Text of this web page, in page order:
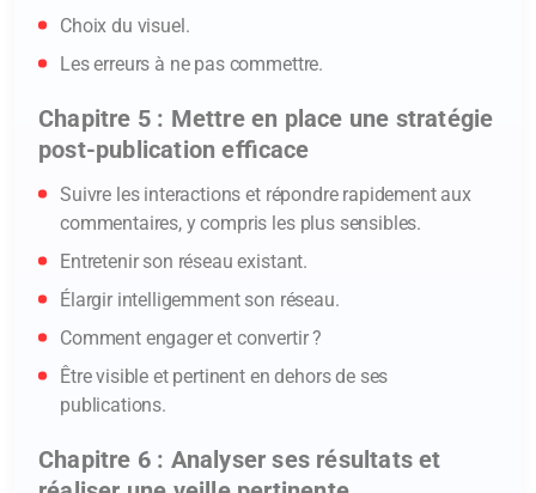
Choix du visuel.
Les erreurs à ne pas commettre.
Chapitre 5 : Mettre en place une stratégie
post-publication efficace
Suivre les interactions et répondre rapidement aux
commentaires, y compris les plus sensibles.
Entretenir son réseau existant.
Élargir intelligemment son réseau.
Comment engager et convertir ?
Être visible et pertinent en dehors de ses
publications.
Chapitre 6 : Analyser ses résultats et
En soumettant ce formulaire, French Tech
prendre en charge votre inscription. Pour en
savoir plus sur le traitement de vos données à
caractère personnel et sur l’exercice de vos
droits, consultez lapolitique de confidentialité
.